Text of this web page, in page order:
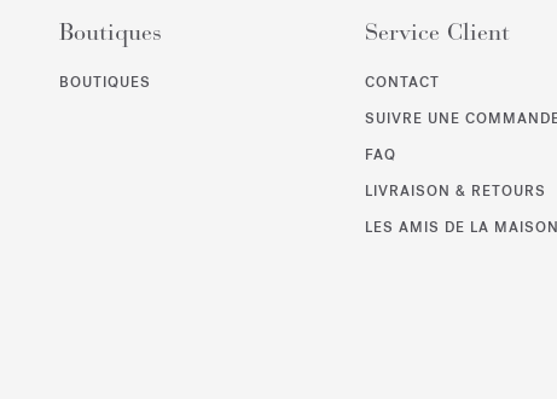
Boutiques
BOUTIQUES
Service Client
CONTACT
SUIVRE UNE
FAQ
LIVRAISON & RETOURS
LES AMIS DE LA MAISON